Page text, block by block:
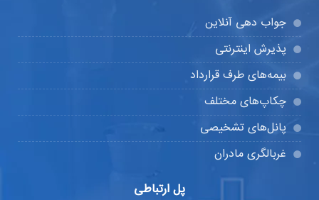
جواب دهی آنلاین
پذیرش اینترنتی
بیمه‌های طرف قرارداد
چکاپ‌های مختلف
پانل‌های تشخیصی
غربالگری مادران
پل ارتباطی